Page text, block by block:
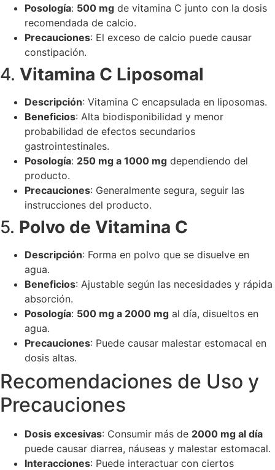
Posología: 500 mg de vitamina C junto con la dosis
recomendada de calcio.
Precauciones: El exceso de calcio puede causar
constipación.
4. Vitamina C Liposomal
Descripción: Vitamina C encapsulada en liposomas.
Beneficios: Alta biodisponibilidad y menor
probabilidad de efectos secundarios
gastrointestinales.
Posología: 250 mg a 1000 mg dependiendo del
producto.
Precauciones: Generalmente segura, seguir las
instrucciones del producto.
5. Polvo de Vitamina C
Descripción: Forma en polvo que se disuelve en
agua.
Beneficios: Ajustable según las necesidades y rápida
absorción.
Posología: 500 mg a 2000 mg al día, disueltos en
agua.
Precauciones: Puede causar malestar estomacal en
dosis altas.
Recomendaciones de Uso y
Precauciones
Dosis excesivas: Consumir más de 2000 mg al día
puede causar diarrea, náuseas y malestar estomacal.
Interacciones: Puede interactuar con ciertos